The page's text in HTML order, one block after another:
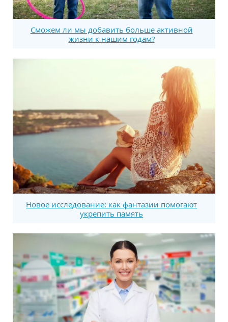
Сможем ли мы добавить больше активной
жизни к нашим годам?
Новое исследование: как фантазии помогают
укрепить память